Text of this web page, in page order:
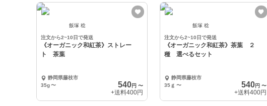
飯塚 稔
注文から2~10日で発送
《オーガニック和紅茶》ストレー
ト 茶葉
静岡県藤枝市
35g〜 540円 〜
+送料400円
飯塚 稔
注文から2~10日で発送
《オーガニック和紅茶》茶葉 ２
種 選べるセット
静岡県藤枝市
35ｇ 〜 540円 〜
+送料400円